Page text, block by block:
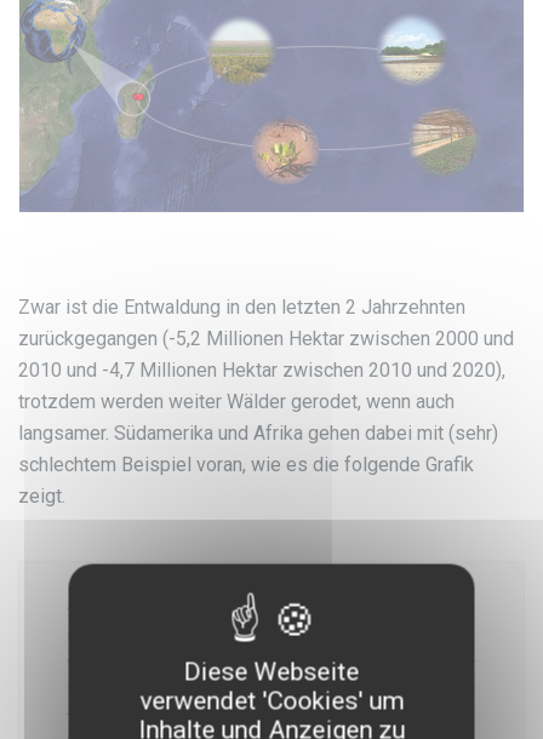
Zwar ist die Entwaldung in den letzten 2 Jahrzehnten
zurückgegangen (-5,2 Millionen Hektar zwischen 2000 und
2010 und -4,7 Millionen Hektar zwischen 2010 und 2020),
trotzdem werden weiter Wälder gerodet, wenn auch
langsamer. Südamerika und Afrika gehen dabei mit (sehr)
schlechtem Beispiel voran, wie es die folgende Grafik
zeigt.
Diese Webseite
verwendet 'Cookies' um
Inhalte und Anzeigen zu